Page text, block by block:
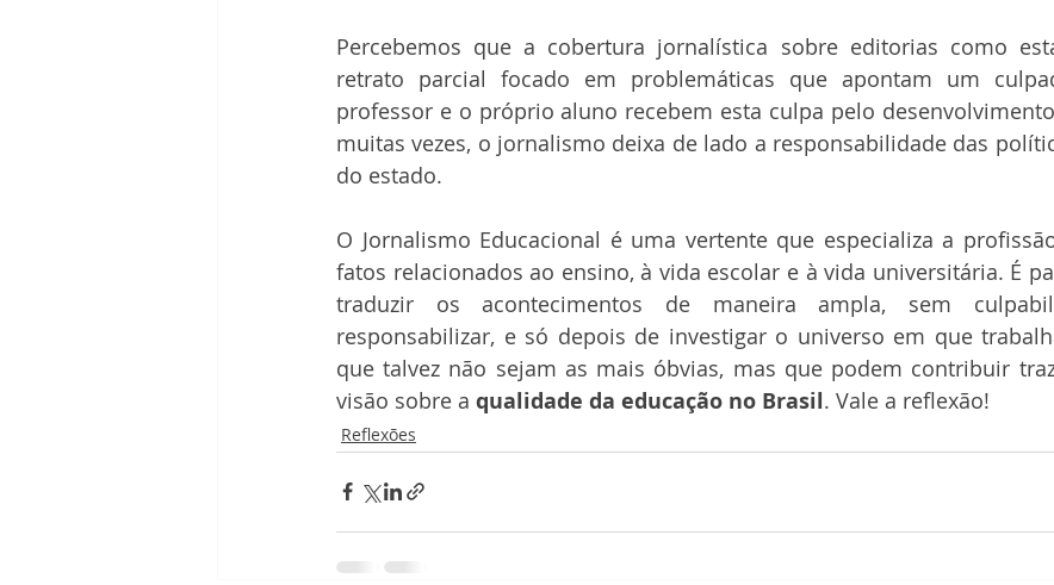
Percebemos que a cobertura jornalística sobre editorias como
retrato parcial focado em problemáticas que apontam um
professor e o próprio aluno recebem esta culpa pelo
muitas vezes, o jornalismo deixa de lado a responsabilidade das
do estado.
O Jornalismo Educacional é uma vertente que especializa a
fatos relacionados ao ensino, à vida escolar e à vida universitária. É
traduzir os acontecimentos de maneira ampla, sem
responsabilizar, e só depois de investigar o universo em que
que talvez não sejam as mais óbvias, mas que podem contribuir
visão sobre a qualidade da educação no Brasil. Vale a reflexão!
Reflexões